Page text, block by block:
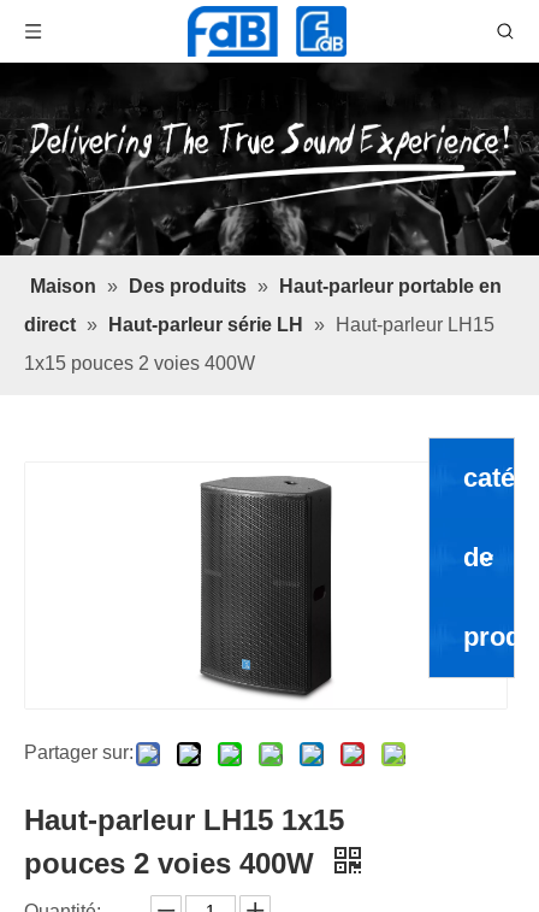
Maison » Des produits »
Haut-parleur portable en
direct » Haut-parleur série LH »
Haut-parleur LH15
1x15 pouces 2 voies 400W
Partager sur:
Haut-parleur LH15 1x15
pouces 2 voies 400W
de